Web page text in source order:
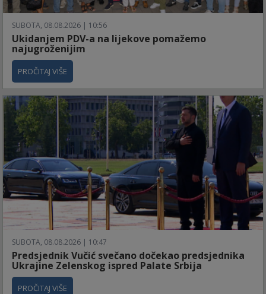
SUBOTA, 08.08.2026 | 10:56
Ukidanjem PDV-a na lijekove pomažemo
najugroženijim
PROČITAJ VIŠE
SUBOTA, 08.08.2026 | 10:47
Predsjednik Vučić svečano dočekao predsjednika
Ukrajine Zelenskog ispred Palate Srbija
PROČITAJ VIŠE